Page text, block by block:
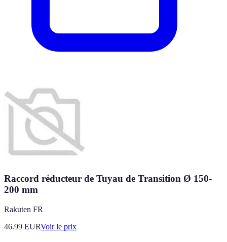
Raccord réducteur de Tuyau de Transition Ø 150-
200 mm
Rakuten FR
46.99 EURVoir le prix